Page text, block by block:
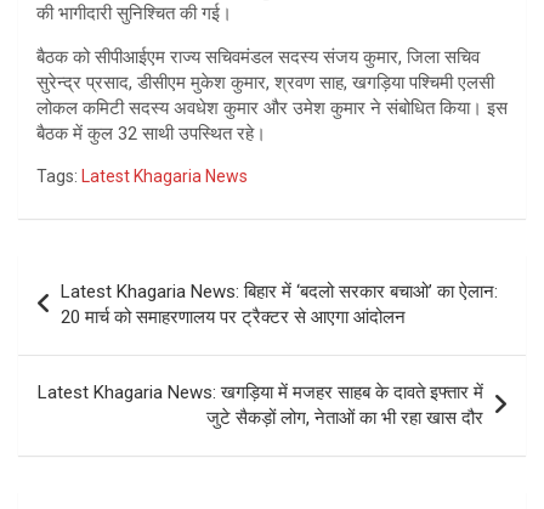
की भागीदारी सुनिश्चित की गई।
बैठक को सीपीआईएम राज्य सचिवमंडल सदस्य संजय कुमार, जिला सचिव
सुरेन्द्र प्रसाद, डीसीएम मुकेश कुमार, श्रवण साह, खगड़िया पश्चिमी एलसी
लोकल कमिटी सदस्य अवधेश कुमार और उमेश कुमार ने संबोधित किया। इस
बैठक में कुल 32 साथी उपस्थित रहे।
Tags: Latest Khagaria News
navigation
Latest Khagaria News: बिहार में ‘बदलो सरकार बचाओ’ का ऐलान:
20 मार्च को समाहरणालय पर ट्रैक्टर से आएगा आंदोलन
Latest Khagaria News: खगड़िया में मजहर साहब के दावते इफ्तार में
जुटे सैकड़ों लोग, नेताओं का भी रहा खास दौर